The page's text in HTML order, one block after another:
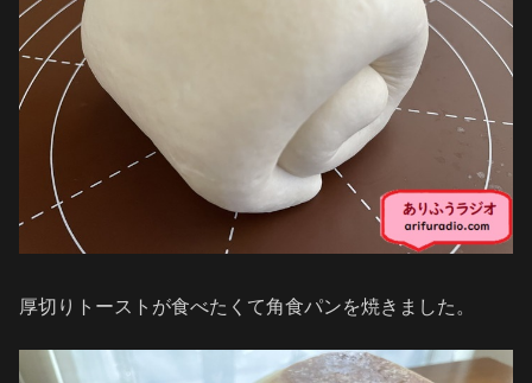
厚切りトーストが食べたくて角食パンを焼きました。